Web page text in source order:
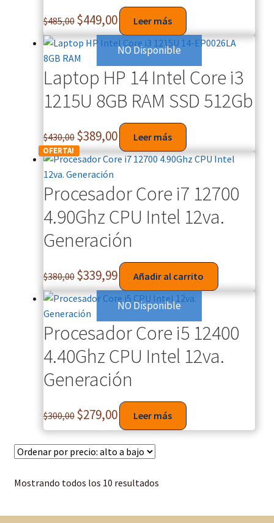
$485,00 $449,00 Leer más
NO Disponible
Laptop HP 14 Intel Core i3
1215U 8GB RAM SSD 512Gb
$430,00 $389,00 Leer más
OFERTA!
Procesador Core i7 12700
4.90Ghz CPU Intel 12va.
Generación
$380,00 $339,99 Añadir al carrito
NO Disponible
Procesador Core i5 12400
4.40Ghz CPU Intel 12va.
Generación
$300,00 $279,00 Leer más
Mostrando todos los 10 resultados